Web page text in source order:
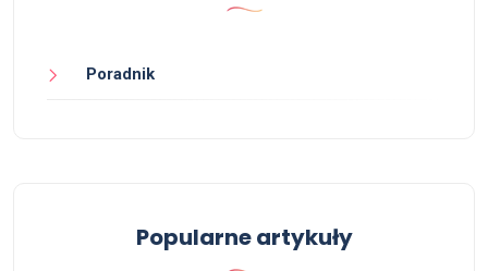
Poradnik
Popularne artykuły